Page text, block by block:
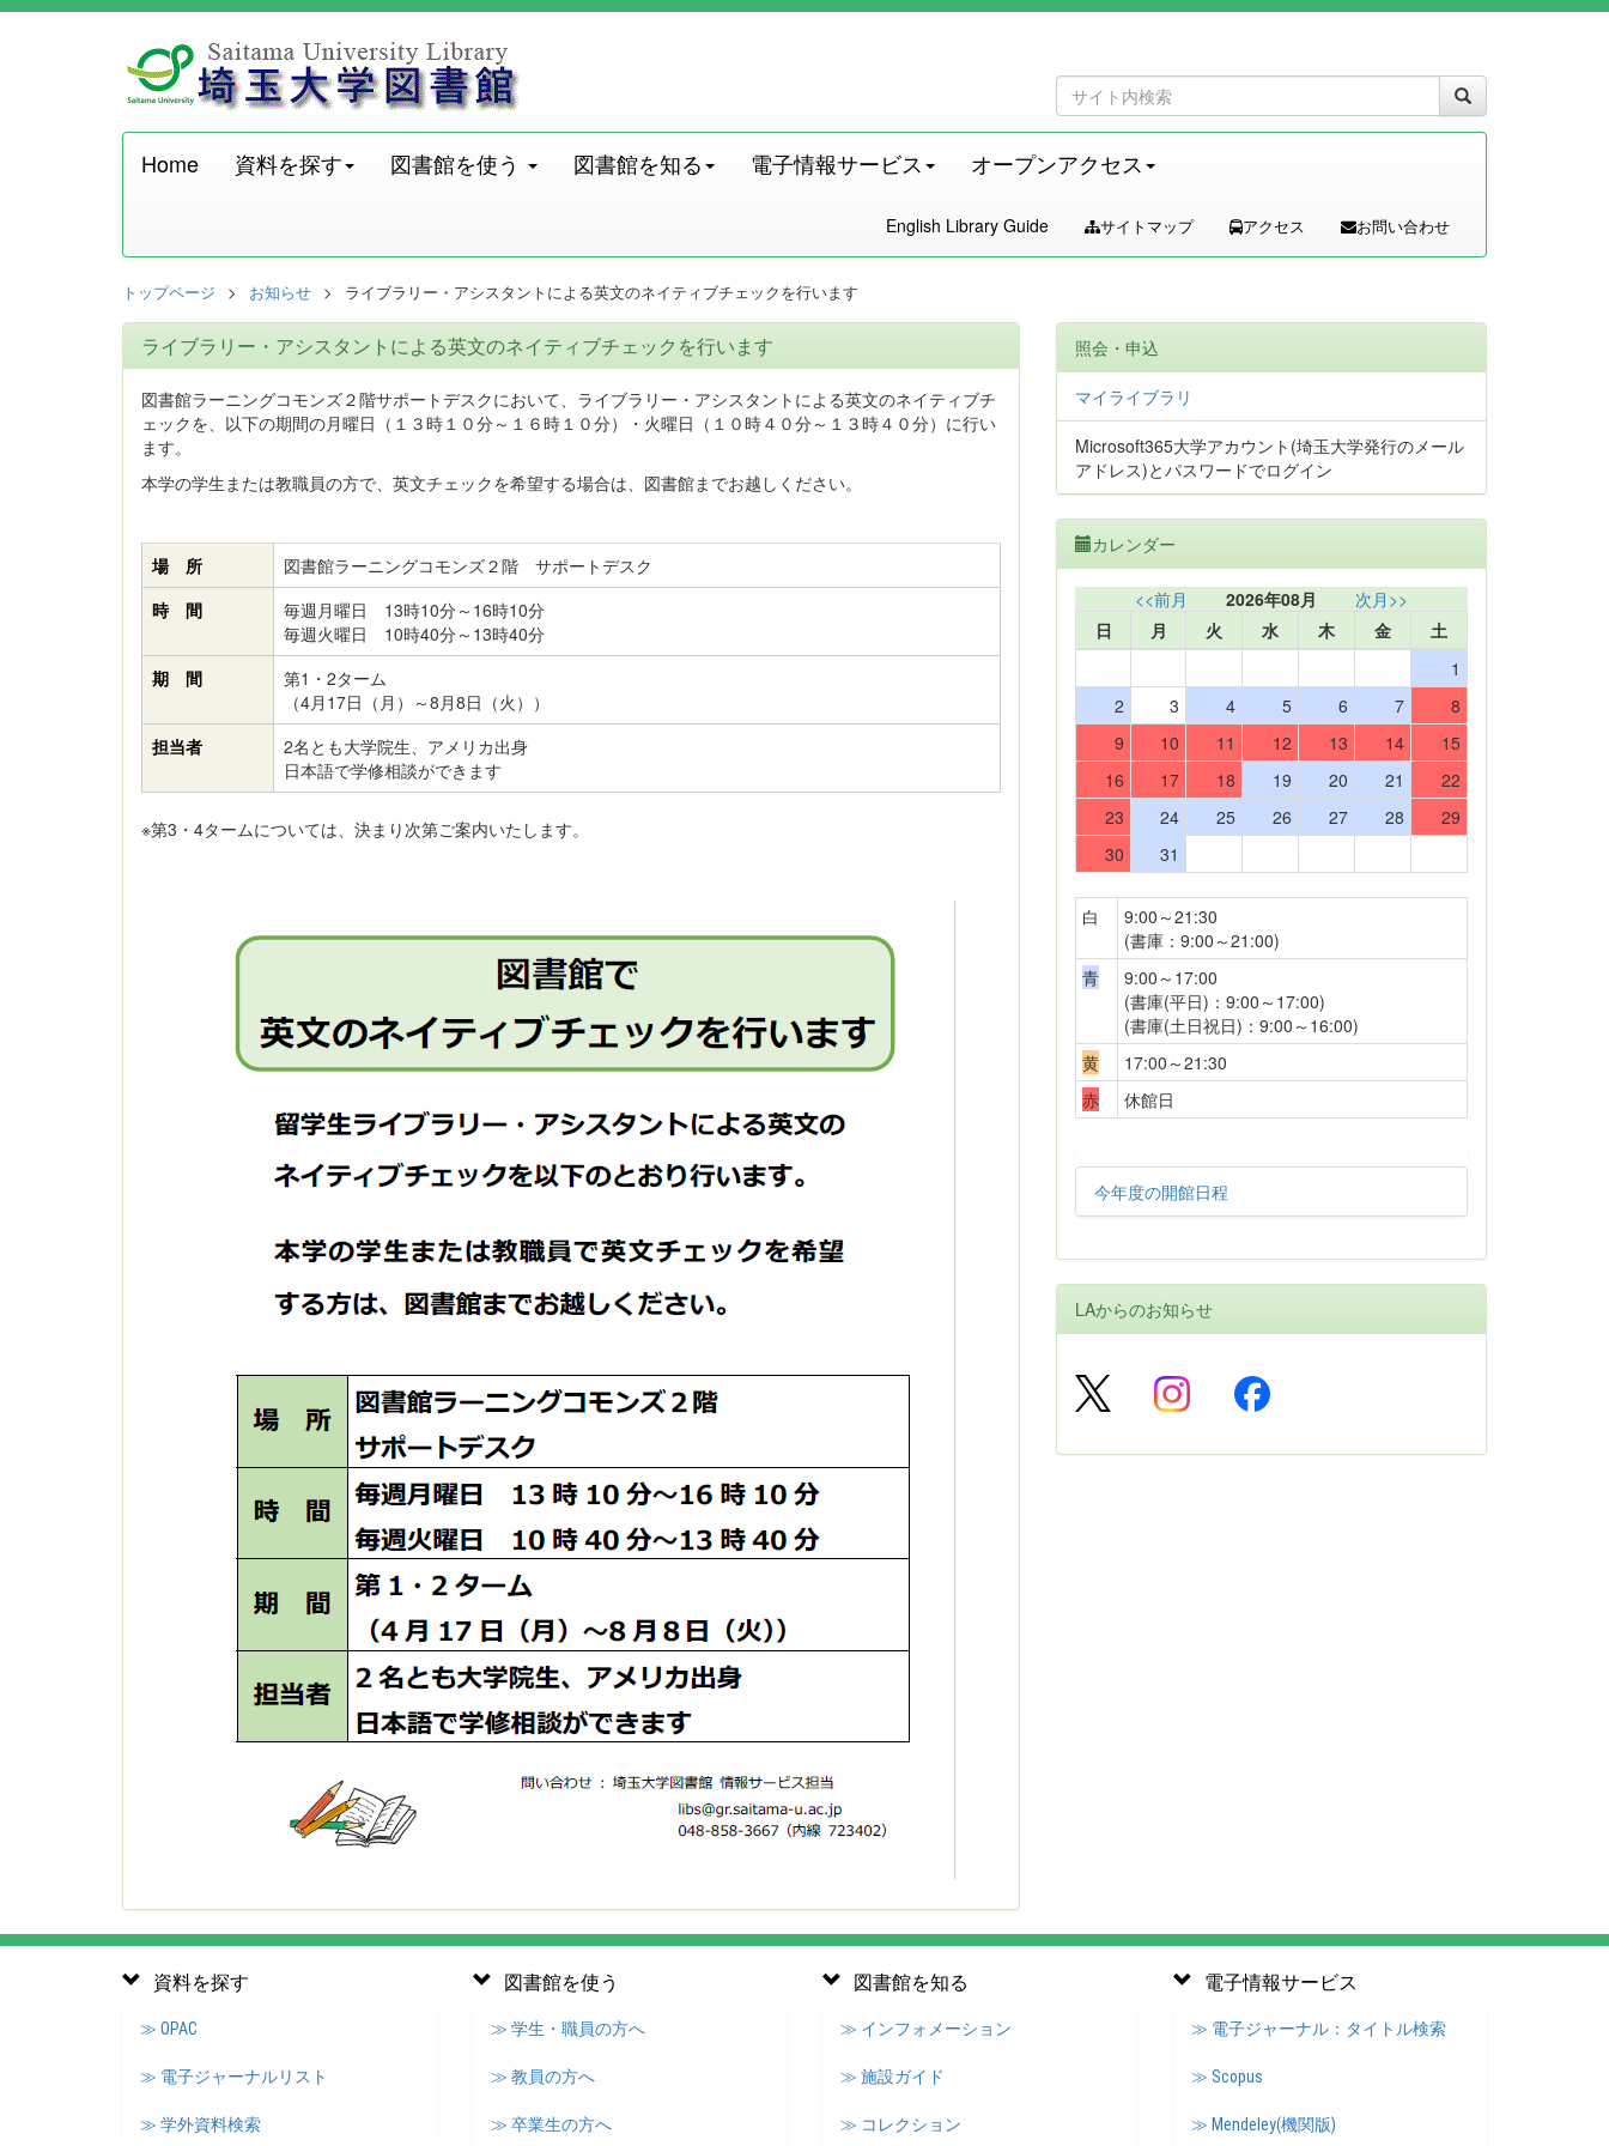
Home 資料を探す 図書館を使う 図書館を知る 電子情報サービス オープンアクセス
English Library Guide サイトマップ アクセス お問い合わせ
トップページ お知らせ ライブラリー・アシスタントによる英文のネイティブチェックを行います
ライブラリー・アシスタントによる英文のネイティブチェックを行います
図書館ラーニングコモンズ２階サポートデスクにおいて、ライブラリー・アシスタントによる英文のネイティブチ
ェックを、以下の期間の月曜日（１３時１０分～１６時１０分）・火曜日（１０時４０分～１３時４０分）に行い
ます。
本学の学生または教職員の方で、英文チェックを希望する場合は、図書館までお越しください。
場 所
図書館ラーニングコモンズ２階 サポートデスク
時 間
毎週月曜日 13時10分～16時10分
毎週火曜日 10時40分～13時40分
期 間
第1・2ターム
（4月17日（月）～8月8日（火））
担当者
2名とも大学院生、アメリカ出身
日本語で学修相談ができます
※第3・4タームについては、決まり次第ご案内いたします。
照会・申込
マイライブラリ
Microsoft365大学アカウント(埼玉大学発行のメール
アドレス)とパスワードでログイン
カレンダー
<<前月 2026年08月
次月>>
日
月 火 水 木 金
土
1
2
3 4 5 6 7
8
9
10 11 12 13 14
15
16
17 18 19 20 21
22
23
24 25 26 27 28
29
30
31
白
9:00～21:30
(書庫：9:00～21:00)
青
9:00～17:00
(書庫(平日)：9:00～17:00)
(書庫(土日祝日)：9:00～16:00)
黄
17:00～21:30
赤
休館日
今年度の開館日程
LAからのお知らせ
資料を探す
≫ OPAC
≫ 電子ジャーナルリスト
≫ 学外資料検索
図書館を使う
≫ 学生・職員の方へ
≫ 教員の方へ
≫ 卒業生の方へ
図書館を知る
≫ インフォメーション
≫ 施設ガイド
≫ コレクション
電子情報サービス
≫ 電子ジャーナル：タイトル検索
≫ Scopus
≫ Mendeley(機関版)